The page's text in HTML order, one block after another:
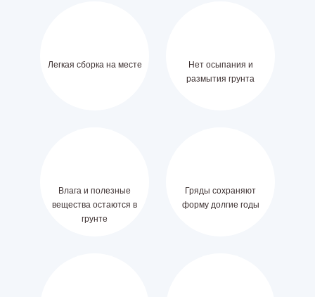
Легкая сборка на месте
Нет осыпания и
размытия грунта
Влага и полезные
вещества остаются в
грунте
Гряды сохраняют
форму долгие годы